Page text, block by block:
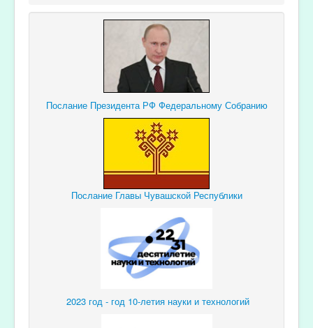
Послание Президента РФ Федеральному Собранию
Послание Главы Чувашской Республики
2023 год - год 10-летия науки и технологий